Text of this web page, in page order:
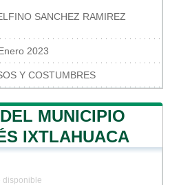
SANCHEZ RAMIREZ
2023
Y COSTUMBRES
MUNICIPIO
IXTLAHUACA
disponible